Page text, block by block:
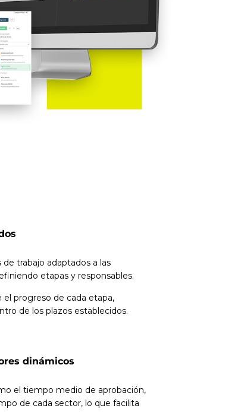
trabajo adaptados a las
etapas y responsables.
el progreso de cada etapa,
de los plazos establecidos.
dinámicos
el tiempo medio de aprobación,
de cada sector, lo que facilita